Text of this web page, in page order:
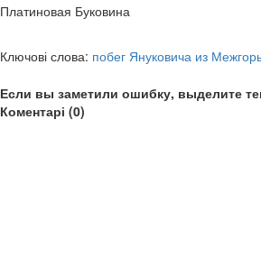
Платиновая Буковина
Ключові слова: побег Януковича из
Если вы заметили ошибку, выделите
Коментарі (0)